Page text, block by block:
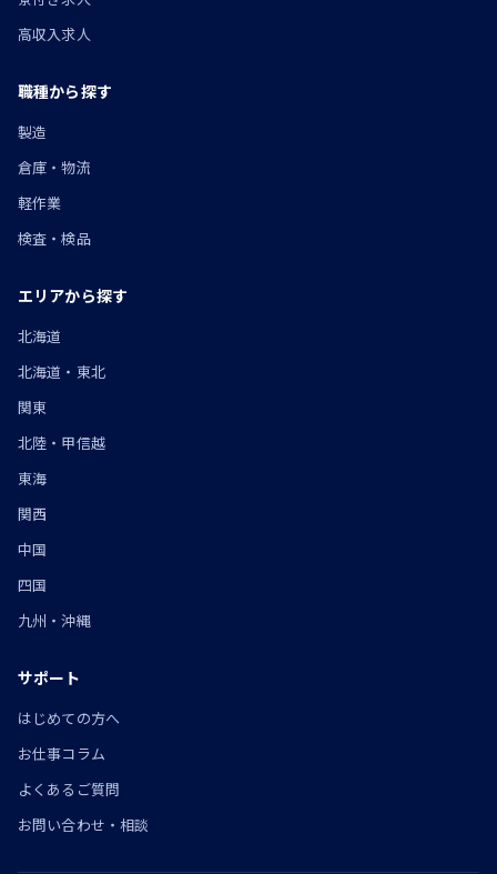
高収入求人
職種から探す
製造
倉庫・物流
軽作業
検査・検品
エリアから探す
北海道
北海道・東北
関東
北陸・甲信越
東海
関西
中国
四国
九州・沖縄
サポート
はじめての方へ
お仕事コラム
よくあるご質問
お問い合わせ・相談